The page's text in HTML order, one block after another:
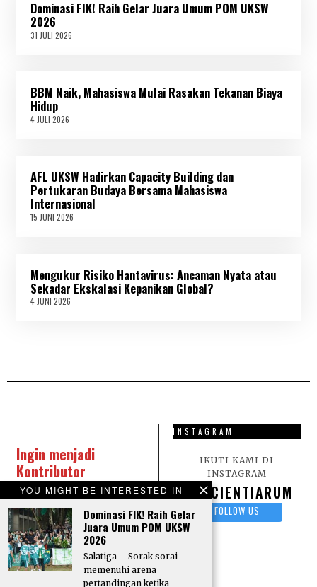
Dominasi FIK! Raih Gelar Juara Umum POM UKSW
2026
31 JULI 2026
I
BBM Naik, Mahasiswa Mulai Rasakan Tekanan Biaya
Hidup
4 JULI 2026
2
0
2
6
AFL UKSW Hadirkan Capacity Building dan
Pertukaran Budaya Bersama Mahasiswa
Internasional
15 JUNI 2026
I
2
0
Mengukur Risiko Hantavirus: Ancaman Nyata atau
Sekadar Ekskalasi Kepanikan Global?
4 JUNI 2026
2
YOU MIGHT BE INTERESTED IN
Dominasi FIK! Raih Gelar
Juara Umum POM UKSW
2026
Salatiga – Sorak sorai
memenuhi arena
pertandingan ketika
Ingin menjadi
Kontributor
Scientiarum?Kirim
karya tulis berupa
Artikel, Opini, Puisi,
dan Sastra lainnya
melalui surel:
Redaksi Scientiarum
INSTAGRAM
IKUTI KAMI DI
INSTAGRAM
SCIENTIARUM
FOLLOW US